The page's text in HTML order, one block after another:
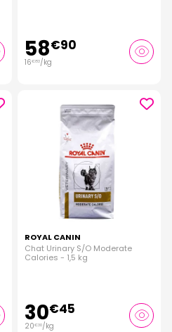
58€90
16€83/kg
ROYAL CANIN
Chat Urinary S/O Moderate
Calories - 1,5 kg
30€45
20€30/kg